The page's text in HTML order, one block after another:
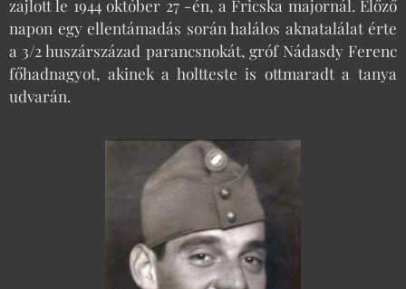
zajlott le 1944 október 27 -én, a Fricska majornál. Előző
napon egy ellentámadás során halálos aknatalálat érte
a 3/2 huszárszázad parancsnokát, gróf Nádasdy Ferenc
főhadnagyot, akinek a holtteste is ottmaradt a tanya
udvarán.